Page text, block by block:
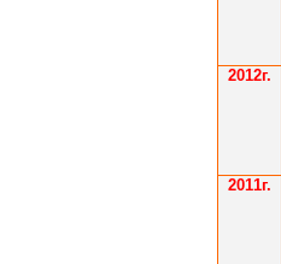
2012г.
2011г.